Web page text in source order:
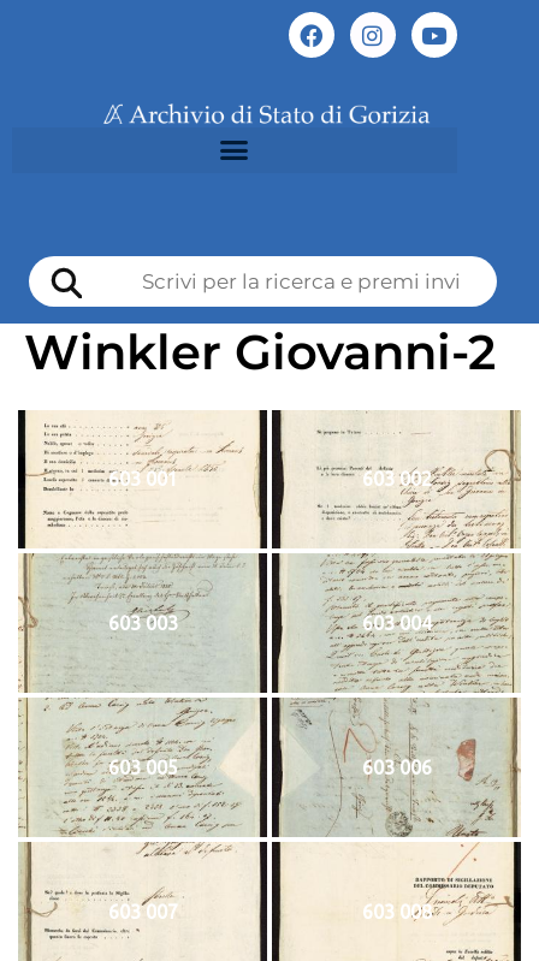
Winkler Giovanni-2
603 001 603 002
603 003 603 004
603 005 603 006
603 007 603 008